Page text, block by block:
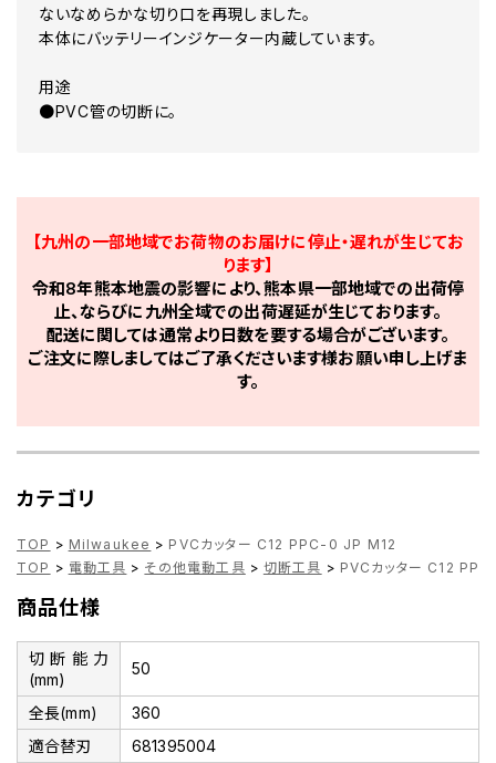
ないなめらかな切り口を再現しました。
本体にバッテリーインジケーター内蔵しています。
用途
●PVC管の切断に。
【九州の一部地域でお荷物のお届けに停止・遅れが生じてお
ります】
令和8年熊本地震の影響により、熊本県一部地域での出荷停
止、ならびに九州全域での出荷遅延が生じております。
配送に関しては通常より日数を要する場合がございます。
ご注文に際しましてはご了承くださいます様お願い申し上げま
す。
カテゴリ
TOP > Milwaukee > PVCカッター C12 PPC-0 JP M12
TOP > 電動工具 > その他電動工具 > 切断工具 > PVCカッター C12
商品仕様
切断能力
(mm)
50
全長(mm)
360
適合替刃
681395004